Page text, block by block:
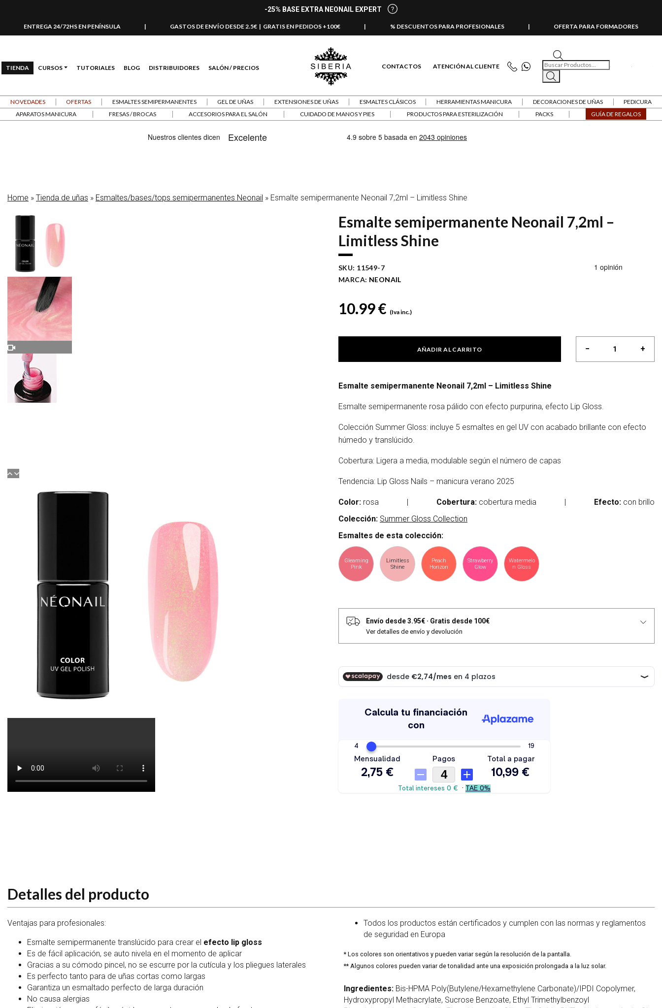
-25% BASE EXTRA NEONAIL EXPERT
ENTREGA 24/72HS EN PENÍNSULA | GASTOS DE ENVÍO DESDE 2.5€ | GRATIS EN PEDIDOS +100€ | % DESCUENTOS PARA PROFESIONALES | OFERTA PARA FORMADORES
TIENDA CURSOS TUTORIALES BLOG DISTRIBUIDORES SALÓN / PRECIOS CONTACTOS ATENCIÓN AL CLIENTE Búsqueda de productos
NOVEDADES OFERTAS ESMALTES SEMIPERMANENTES GEL DE UÑAS EXTENSIONES DE UÑAS ESMALTES CLÁSICOS HERRAMIENTAS MANICURA DECORACIONES DE UÑAS
PEDICURA
APARATOS MANICURA
FRESAS / BROCAS ACCESORIOS PARA EL SALÓN CUIDADO DE MANOS Y PIES PRODUCTOS PARA ESTERILIZACIÓN PACKS GUÍA DE REGALOS
Home » Tienda de uñas » Esmaltes/bases/tops semipermanentes Neonail » Esmalte semipermanente Neonail 7,2ml – Limitless Shine
Esmalte semipermanente Neonail 7,2ml –
Limitless Shine
SKU: 11549-7
MARCA: NEONAIL
10.99€ (Iva inc.)
AÑADIR AL CARRITO Esmalte
− +
Esmalte semipermanente Neonail 7,2ml – Limitless Shine
Esmalte semipermanente rosa pálido con efecto purpurina, efecto Lip Gloss.
Colección Summer Gloss: incluye 5 esmaltes en gel UV con acabado brillante con efecto
húmedo y translúcido.
Cobertura: Ligera a media, modulable según el número de capas
Tendencia: Lip Gloss Nails – manicura verano 2025
Color: rosa Cobertura: cobertura media Efecto: con brillo
Colección: Summer Gloss Collection
Esmaltes de esta colección:
Gleaming
Pink
Limitless
Shine
Peach
Horizon
Strawberry
Glow
Watermelo
n Gloss
Envío desde 3.95€ · Gratis desde 100€
Ver detalles de envío y devolución
Detalles del producto
Ventajas para profesionales:
Esmalte semipermanente translúcido para crear el efecto lip gloss
⁠Es de fácil aplicación, se auto nivela en el momento de aplicar
⁠Gracias a su cómodo pincel, no se escurre por la cutícula y los pliegues laterales
⁠Es perfecto tanto para de uñas cortas como largas
⁠Garantiza un esmaltado perfecto de larga duración
⁠No causa alergias
⁠Todos los productos están certificados y cumplen con las normas y reglamentos
de seguridad en Europa
* Los colores son orientativos y pueden variar según la resolución de la pantalla.
** Algunos colores pueden variar de tonalidad ante una exposición prolongada a la luz solar.
Ingredientes: Bis-HPMA Poly(Butylene/Hexamethylene Carbonate)/IPDI Copolymer,
Hydroxypropyl Methacrylate, Sucrose Benzoate, Ethyl Trimethylbenzoyl